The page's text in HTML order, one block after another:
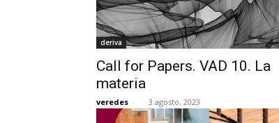
deriva
Call for Papers. VAD 10. La
materia
veredes - 3 agosto, 2023